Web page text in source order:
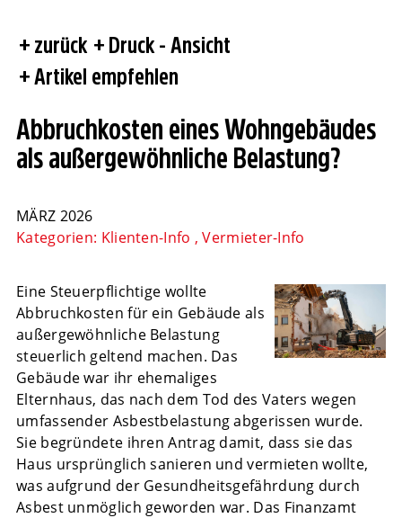
zurück
Druck - Ansicht
Artikel empfehlen
Abbruchkosten eines Wohngebäudes
als außergewöhnliche Belastung?
MÄRZ 2026
Kategorien: Klienten-Info ,Vermieter-Info
Eine Steuerpflichtige wollte
Abbruchkosten für ein Gebäude als
außergewöhnliche Belastung
steuerlich geltend machen. Das
Gebäude war ihr ehemaliges
Elternhaus, das nach dem Tod des Vaters wegen
umfassender Asbestbelastung abgerissen wurde.
Sie begründete ihren Antrag damit, dass sie das
Haus ursprünglich sanieren und vermieten wollte,
was aufgrund der Gesundheitsgefährdung durch
Asbest unmöglich geworden war. Das Finanzamt